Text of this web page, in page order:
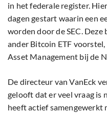
in het federale register.
dagen gestart waarin een
worden door de SEC.
ander Bitcoin ETF
Asset Management bij de
De directeur van VanEck
gelooft dat er veel vraag is
heeft actief samengewerkt